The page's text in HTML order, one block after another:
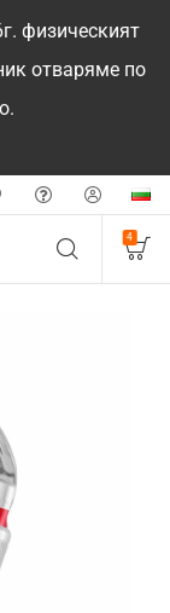
физическият
отваряме по
4